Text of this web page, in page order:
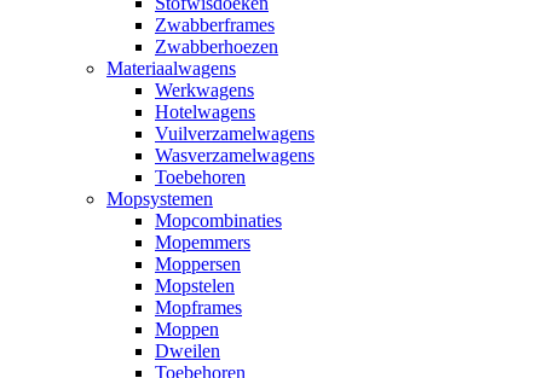
Zwabberframes
Zwabberhoezen
Materiaalwagens
Werkwagens
Hotelwagens
Vuilverzamelwagens
Wasverzamelwagens
Toebehoren
Mopsystemen
Mopcombinaties
Mopemmers
Moppersen
Mopstelen
Mopframes
Moppen
Dweilen
Toebehoren